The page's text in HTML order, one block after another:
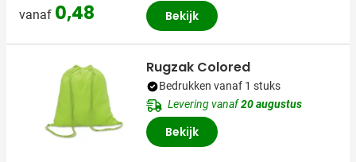
vanaf 0,48 Bekijk
Rugzak Colored
Bedrukken vanaf 1 stuks
Levering vanaf20 augustus
Bekijk